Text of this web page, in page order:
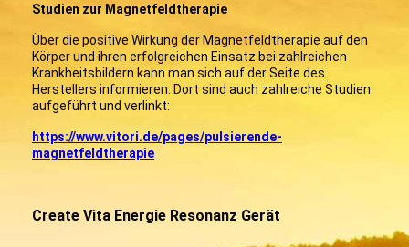
Studien zur Magnetfeldtherapie
Über die positive Wirkung der Magnetfeldtherapie auf den
Körper und ihren erfolgreichen Einsatz bei zahlreichen
Krankheitsbildern kann man sich auf der Seite des
Herstellers informieren. Dort sind auch zahlreiche Studien
aufgeführt und verlinkt:
https://www.vitori.de/pages/pulsierende-
magnetfeldtherapie
Create Vita Energie Resonanz Gerät